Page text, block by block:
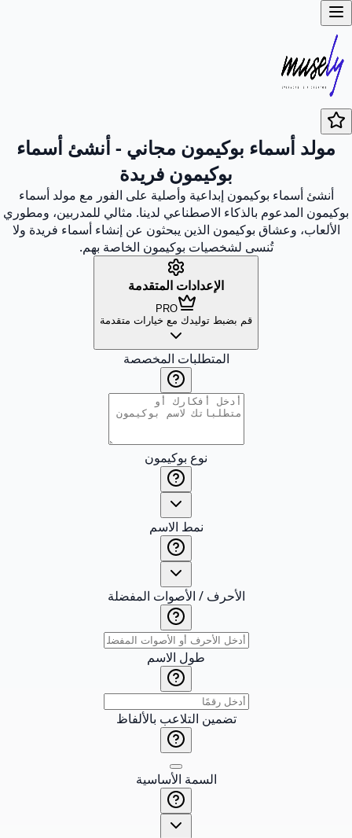
مولد أسماء بوكيمون مجاني - أنشئ أسماء
بوكيمون فريدة
أنشئ أسماء بوكيمون إبداعية وأصلية على الفور مع مولد أسماء
بوكيمون المدعوم بالذكاء الاصطناعي لدينا. مثالي للمدربين، ومطوري
الألعاب، وعشاق بوكيمون الذين يبحثون عن إنشاء أسماء فريدة ولا
تُنسى لشخصيات بوكيمون الخاصة بهم.
الإعدادات المتقدمة
PRO
قم بضبط توليدك مع خيارات متقدمة
المتطلبات المخصصة
نوع بوكيمون
نمط الاسم
الأحرف / الأصوات المفضلة
طول الاسم
تضمين التلاعب بالألفاظ
السمة الأساسية